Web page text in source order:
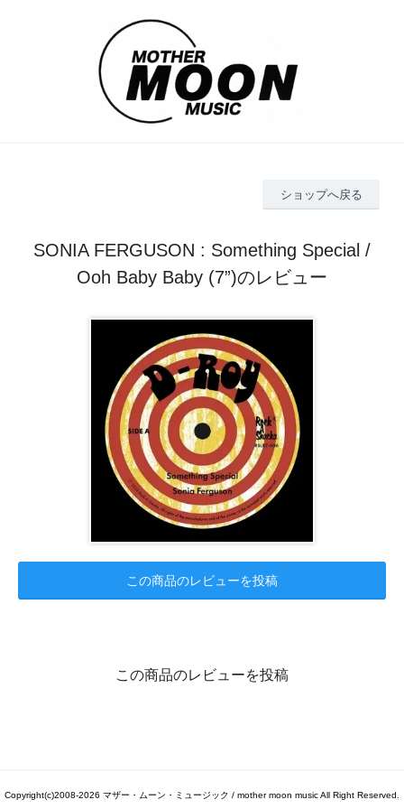
ショップへ戻る
SONIA FERGUSON : Something Special /
Ooh Baby Baby (7”)のレビュー
この商品のレビューを投稿
この商品のレビューを投稿
Copyright(c)2008-2026 マザー・ムーン・ミュージック / mother moon music All Right Reserved.